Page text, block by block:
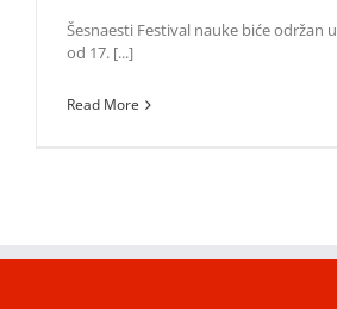
Šesnaesti Festival nauke biće održan
od 17. [...]
Read More